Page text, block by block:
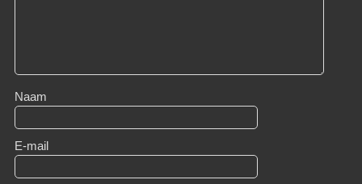
Naam
E-mail